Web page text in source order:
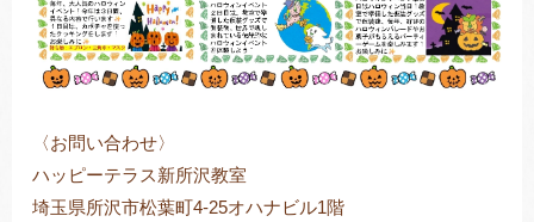
〈お問い合わせ〉
ハッピーテラス新所沢教室
埼玉県所沢市松葉町4-25オハナビル1階